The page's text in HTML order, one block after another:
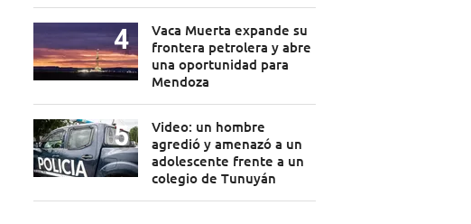
Vaca Muerta expande su
frontera petrolera y abre
una oportunidad para
Mendoza
Video: un hombre
agredió y amenazó a un
adolescente frente a un
colegio de Tunuyán